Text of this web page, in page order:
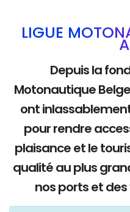
LIGUE
Depuis la
Motonautique
ont
pour rendre
plaisance et le
qualité au plus
nos ports et